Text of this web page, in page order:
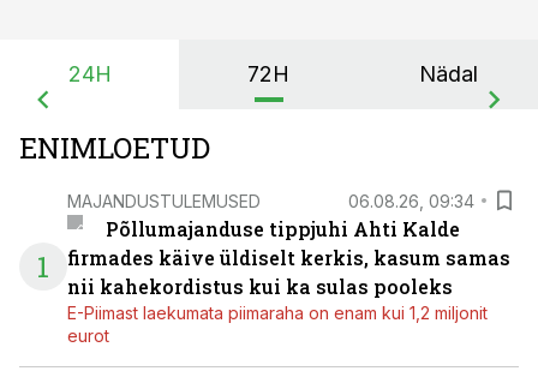
24H 72H Nädal
ENIMLOETUD
1
MAJANDUSTULEMUSED 06.08.26, 09:34
Põllumajanduse tippjuhi Ahti Kalde
firmades käive üldiselt kerkis, kasum samas
nii kahekordistus kui ka sulas pooleks
E-Piimast laekumata piimaraha on enam kui 1,2 miljonit
eurot